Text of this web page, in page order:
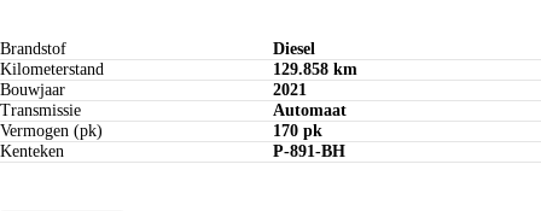
Brandstof
Diesel
Kilometerstand
129.858 km
Bouwjaar
2021
Transmissie
Automaat
Vermogen (pk)
170 pk
Kenteken
P-891-BH